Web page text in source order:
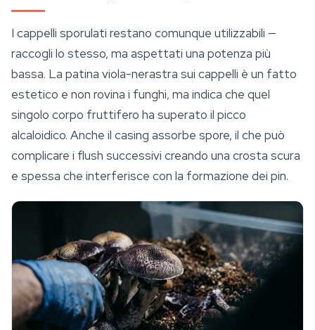
I cappelli sporulati restano comunque utilizzabili —
raccogli lo stesso, ma aspettati una potenza più
bassa. La patina viola-nerastra sui cappelli è un fatto
estetico e non rovina i funghi, ma indica che quel
singolo corpo fruttifero ha superato il picco
alcaloidico. Anche il casing assorbe spore, il che può
complicare i flush successivi creando una crosta scura
e spessa che interferisce con la formazione dei pin.